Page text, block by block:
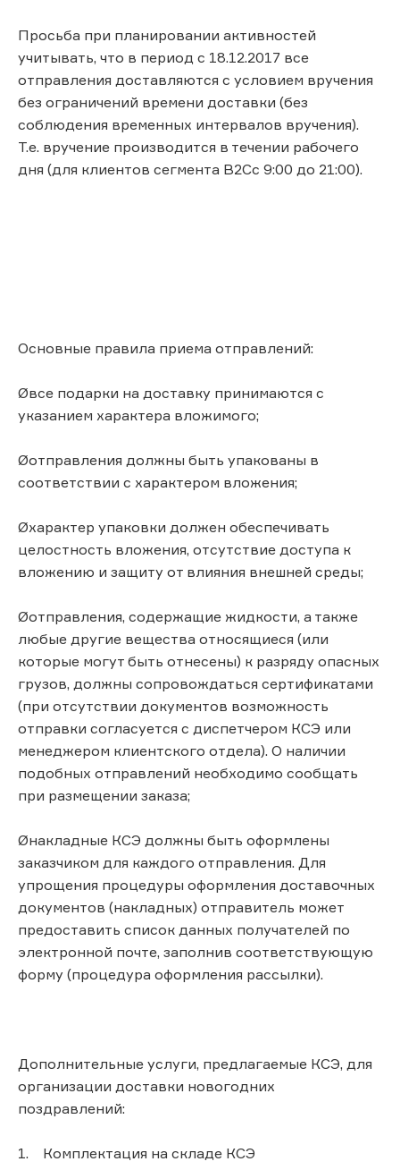
Просьба при планировании активностей
учитывать, что в период с 18.12.2017 все
отправления доставляются с условием вручения
без ограничений времени доставки (без
соблюдения временных интервалов вручения).
Т.е. вручение производится в течении рабочего
дня (для клиентов сегмента B2Cс 9:00 до 21:00).
Основные правила приема отправлений:
Øвсе подарки на доставку принимаются с
указанием характера вложимого;
Øотправления должны быть упакованы в
соответствии с характером вложения;
Øхарактер упаковки должен обеспечивать
целостность вложения, отсутствие доступа к
вложению и защиту от влияния внешней среды;
Øотправления, содержащие жидкости, а также
любые другие вещества относящиеся (или
которые могут быть отнесены) к разряду опасных
грузов, должны сопровождаться сертификатами
(при отсутствии документов возможность
отправки согласуется с диспетчером КСЭ или
менеджером клиентского отдела). О наличии
подобных отправлений необходимо сообщать
при размещении заказа;
Øнакладные КСЭ должны быть оформлены
заказчиком для каждого отправления. Для
упрощения процедуры оформления доставочных
документов (накладных) отправитель может
предоставить список данных получателей по
электронной почте, заполнив соответствующую
форму (процедура оформления рассылки).
Дополнительные услуги, предлагаемые КСЭ, для
организации доставки новогодних
поздравлений:
1. Комплектация на складе КСЭ